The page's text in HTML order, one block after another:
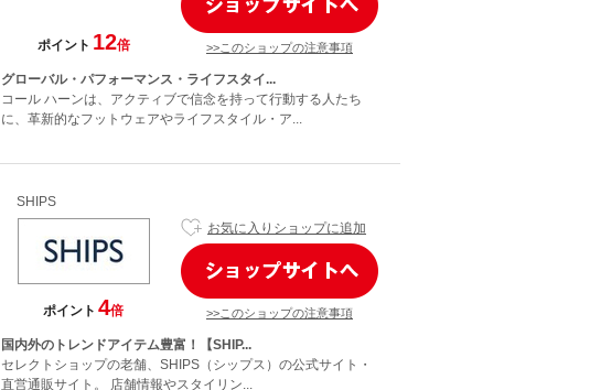
ポイント 12倍 >>このショップの注意事項
グローバル・パフォーマンス・ライフスタイ...
コール ハーンは、アクティブで信念を持って行動する人たち
に、革新的なフットウェアやライフスタイル・ア...
SHIPS
ポイント 4倍
お気に入りショップに追加
>>このショップの注意事項
国内外のトレンドアイテム豊富！【SHIP...
セレクトショップの老舗、SHIPS（シップス）の公式サイト・
直営通販サイト。 店舗情報やスタイリン...